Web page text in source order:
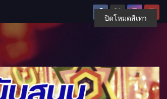
ปิดโหมดสีเทา